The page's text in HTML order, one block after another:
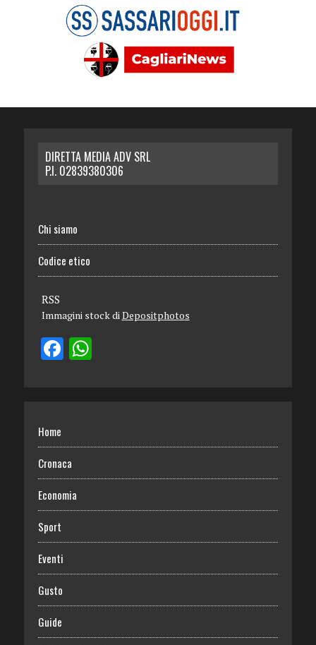
DIRETTA MEDIA ADV SRL
P.I. 02839380306
Chi siamo
Codice etico
RSS
Immagini stock diDepositphotos
Home
Cronaca
Economia
Sport
Eventi
Gusto
Guide